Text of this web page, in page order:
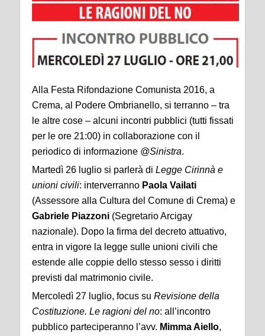
Alla Festa Rifondazione Comunista 2016, a
Crema, al Podere Ombrianello, si terranno – tra
le altre cose – alcuni incontri pubblici (tutti fissati
per le ore 21:00) in collaborazione con il
periodico di informazione @Sinistra.
Martedì 26 luglio si parlerà di Legge Cirinnà e
unioni civili: interverranno Paola Vailati
(Assessore alla Cultura del Comune di Crema) e
Gabriele Piazzoni (Segretario Arcigay
nazionale). Dopo la firma del decreto attuativo,
entra in vigore la legge sulle unioni civili che
estende alle coppie dello stesso sesso i diritti
previsti dal matrimonio civile.
Mercoledì 27 luglio, focus su Revisione della
Costituzione. Le ragioni del no: all’incontro
pubblico parteciperanno l’avv. Mimma Aiello,